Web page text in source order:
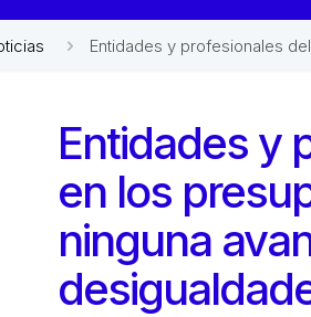
Entidades y profesionales
Entidades y
en los
ninguna